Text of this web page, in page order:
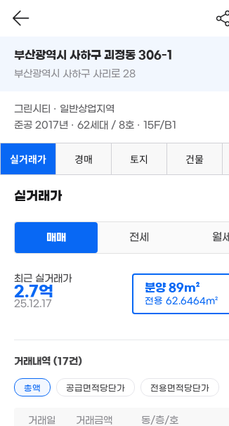
부산광역시 사하구 괴정동 306-1
부산광역시 사하구 사리로 28
그린시티 · 일반상업지역
준공 2017년 · 62세대 / 8호 · 15F/B1
실거래가 경매 토지 건물
실거래가
매매 전세 월세
최근 실거래가
2.7억
25.12.17
분양89m²
전용 62.6464m²
거래내역 (17건)
총액 공급면적당단가 전용면적당단가
거래일 거래금액 동/층/호